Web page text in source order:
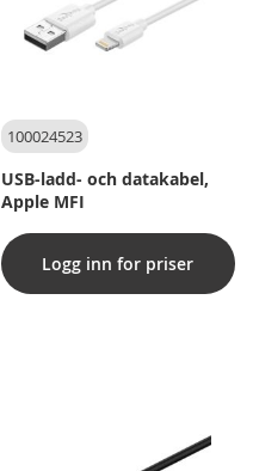
100024523
USB-ladd- och datakabel,
Apple MFI
Logg inn for priser